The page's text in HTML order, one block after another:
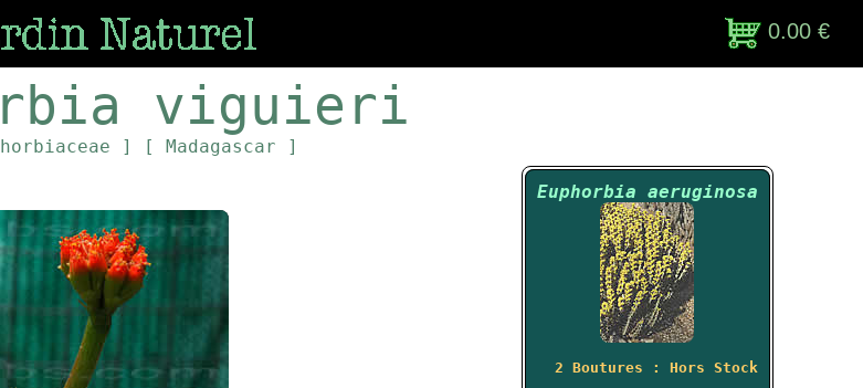
0.00 €
viguieri
] [ Madagascar ]
Euphorbia aeruginosa
2 Boutures : Hors Stock